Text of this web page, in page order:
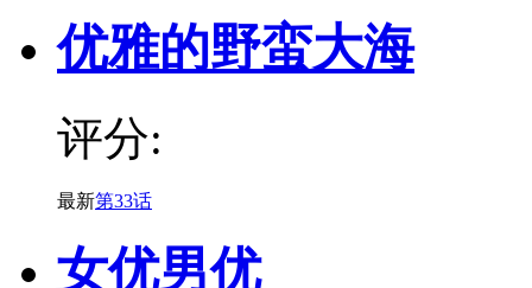
优雅的野蛮大海
评分:
最新第33话
女优男优